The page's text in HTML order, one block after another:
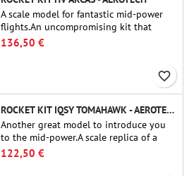
A scale model for fantastic mid-power
flights.An uncompromising kit that
allows you to build a replica of one of
the most famous sounding-rocket ever.
136,50 €
favorite_border
ROCKET KIT IQSY TOMAHAWK - AEROTECH
Another great model to introduce you
to the mid-power.A scale replica of a
famous sounding rocket, small in size
and peefect to move to higher-level kits.
122,50 €